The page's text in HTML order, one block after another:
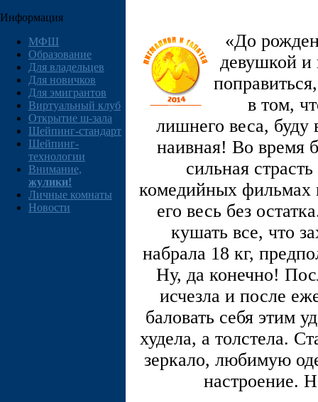
Информация
МФШ
Образование
Для владельцев
Для новичков
Для эмигрантов
Виртуальный клуб
Открытие ш-зала
Шейпинг-стандарт
Шейпинг-
технологии
Внимание,
жулики!
Личные комнаты
Новости
«До
девушкой и
в том,
лишнего веса, буду
наивная! Во время
сильная
комедийных фильмах
его весь без
кушать все, что
набрала 18 кг,
Ну, да конечно!
исчезла и после
баловать себя этим
худела, а толстела.
зеркало, любимую
настроение.